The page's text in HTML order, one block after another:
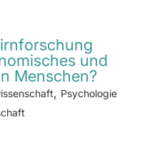
und
Menschen?
, Psychologie